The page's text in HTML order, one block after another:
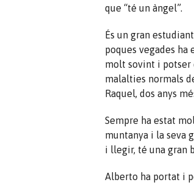
que “té un àngel”.
És un gran
poques vegades
molt sovint i potser
malalties normals
Raquel, dos anys
Sempre ha estat
muntanya i la seva
i llegir, té una gran
Alberto ha portat i